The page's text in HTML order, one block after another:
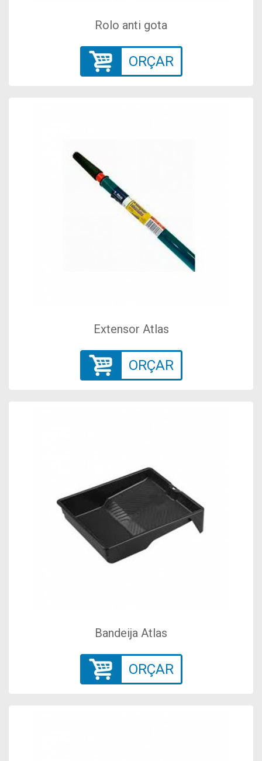
Rolo anti gota
ORÇAR
Extensor Atlas
ORÇAR
Bandeija Atlas
ORÇAR